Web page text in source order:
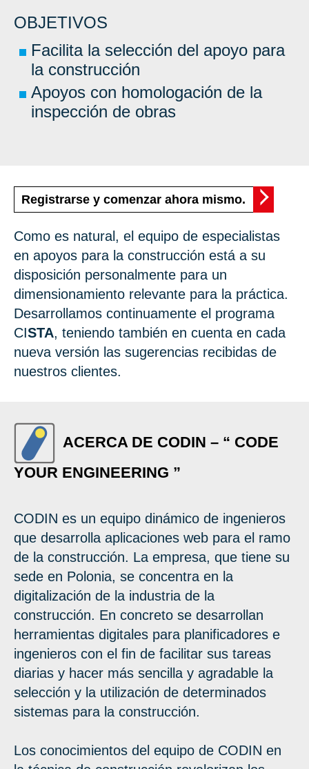
OBJETIVOS
Facilita la selección del apoyo para
la construcción
Apoyos con homologación de la
inspección de obras
Registrarse y comenzar ahora mismo.
Como es natural, el equipo de especialistas
en apoyos para la construcción está a su
disposición personalmente para un
dimensionamiento relevante para la práctica.
Desarrollamos continuamente el programa
CISTA, teniendo también en cuenta en cada
nueva versión las sugerencias recibidas de
nuestros clientes.
ACERCA DE CODIN – “ CODE
YOUR ENGINEERING ”
CODIN es un equipo dinámico de ingenieros
que desarrolla aplicaciones web para el ramo
de la construcción. La empresa, que tiene su
sede en Polonia, se concentra en la
digitalización de la industria de la
construcción. En concreto se desarrollan
herramientas digitales para planificadores e
ingenieros con el fin de facilitar sus tareas
diarias y hacer más sencilla y agradable la
selección y la utilización de determinados
sistemas para la construcción.
Los conocimientos del equipo de CODIN en